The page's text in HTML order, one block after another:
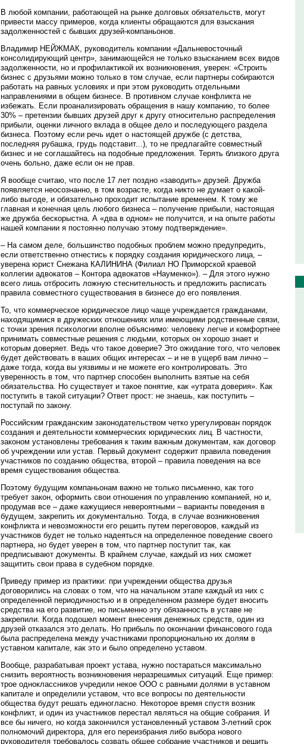
В любой компании, работающей на рынке долговых обязательств, могут
привести массу примеров, когда клиенты обращаются для взыскания
задолженностей с бывших друзей-компаньонов.
Владимир НЕЙЖМАК, руководитель компании «Дальневосточный
консолидирующий центр», занимающейся не только взысканием всех видов
задолженности, но и профилактикой их возникновения, уверен: «Строить
бизнес с друзьями можно только в том случае, если партнеры собираются
работать на равных условиях и при этом руководить отдельными
направлениями в общем бизнесе. В противном случае конфликта не
избежать. Если проанализировать обращения в нашу компанию, то более
30% – претензии бывших друзей друг к другу относительно распределения
прибыли, оценки личного вклада в общее дело и последующего раздела
бизнеса. Поэтому если речь идет о настоящей дружбе (с детства,
последняя рубашка, грудь подставит...), то не предлагайте совместный
бизнес и не соглашайтесь на подобные предложения. Терять близкого друга
очень больно, даже если он не прав.
Я вообще считаю, что после 17 лет поздно «заводить» друзей. Дружба
появляется неосознанно, в том возрасте, когда никто не думает о какой-
либо выгоде, и обязательно проходит испытание временем. К тому же
главная и конечная цель любого бизнеса – получение прибыли, настоящая
же дружба бескорыстна. А «два в одном» не получится, и на опыте работы
нашей компании я постоянно получаю этому подтверждение».
– На самом деле, большинство подобных проблем можно предупредить,
если ответственно отнестись к порядку создания юридического лица, –
уверена юрист Снежана КАЛИНИНА (Филиал НО Приморской краевой
коллегии адвокатов – Контора адвокатов «Науменко»). – Для этого нужно
всего лишь отбросить ложную стеснительность и предложить расписать
правила совместного существования в бизнесе до его появления.
То, что коммерческое юридическое лицо чаще учреждается гражданами,
находящимися в дружеских отношениях или имеющими родственные связи,
с точки зрения психологии вполне объяснимо: человеку легче и комфортнее
принимать совместные решения с людьми, которых он хорошо знает и
которым доверяет. Ведь что такое доверие? Это ожидание того, что человек
будет действовать в ваших общих интересах – и не в ущерб вам лично –
даже тогда, когда вы уязвимы и не можете его контролировать. Это
уверенность в том, что партнер способен выполнить взятые на себя
обязательства. Но существует и такое понятие, как «утрата доверия». Как
поступить в такой ситуации? Ответ прост: не знаешь, как поступить –
поступай по закону.
Российским гражданским законодательством четко урегулирован порядок
создания и деятельности коммерческих юридических лиц. В частности,
законом установлены требования к таким важным документам, как договор
об учреждении или устав. Первый документ содержит правила поведения
участников по созданию общества, второй – правила поведения на все
время существования общества.
Поэтому будущим компаньонам важно не только письменно, как того
требует закон, оформить свои отношения по управлению компанией, но и,
продумав все – даже кажущиеся невероятными – варианты поведения в
будущем, закрепить их документально. Тогда, в случае возникновения
конфликта и невозможности его решить путем переговоров, каждый из
участников будет не только надеяться на определенное поведение своего
партнера, но будет уверен в том, что партнер поступит так, как
предписывают документы. В крайнем случае, каждый из них сможет
защитить свои права в судебном порядке.
Приведу пример из практики: при учреждении общества друзья
договорились на словах о том, что на начальном этапе каждый из них с
определенной периодичностью и в определенном размере будет вносить
средства на его развитие, но письменно эту обязанность в уставе не
закрепили. Когда подошел момент внесения денежных средств, один из
друзей отказался это делать. Но прибыль по окончании финансового года
была распределена между участниками пропорционально их долям в
уставном капитале, как это и было определено уставом.
Вообще, разрабатывая проект устава, нужно постараться максимально
снизить вероятность возникновения неразрешимых ситуаций. Еще пример:
трое одноклассников учредили некое ООО с равными долями в уставном
капитале и определили уставом, что все вопросы по деятельности
общества будут решать единогласно. Некоторое время спустя возник
конфликт, и один из участников перестал являться на общие собрания. И
все бы ничего, но когда закончился установленный уставом 3-летний срок
полномочий директора, для его переизбрания либо выбора нового
руководителя требовалось созвать общее собрание участников и решить